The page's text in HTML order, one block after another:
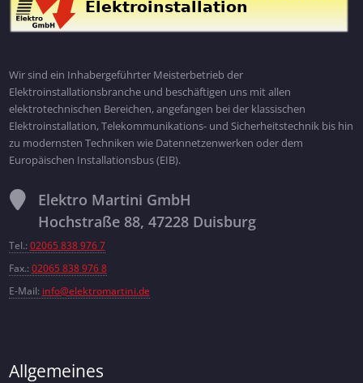
Wir sind ein Inhabergeführter Meisterbetrieb der
Elektroinstallationsbranche und beschäftigen uns mit allen
elektrotechnischen Bereichen, angefangen bei der klassischen
Elektroinstallation, Telekommunikations- und Sicherheitstechnik bis hin
zu modernsten Techniken wie Datennetzenwerken oder dem
Europäischen Installationsbus (EIB).
Elektro Martini GmbH
Hochstraße 88, 47228 Duisburg
Tel.: 02065 838 976 7
Fax.: 02065 838 976 8
E-Mail: info@elektromartini.de
Allgemeines